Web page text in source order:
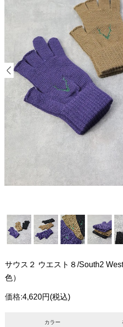
サウス２ ウエスト８/South2
色）
価格:4,620円 (税込)
カラー